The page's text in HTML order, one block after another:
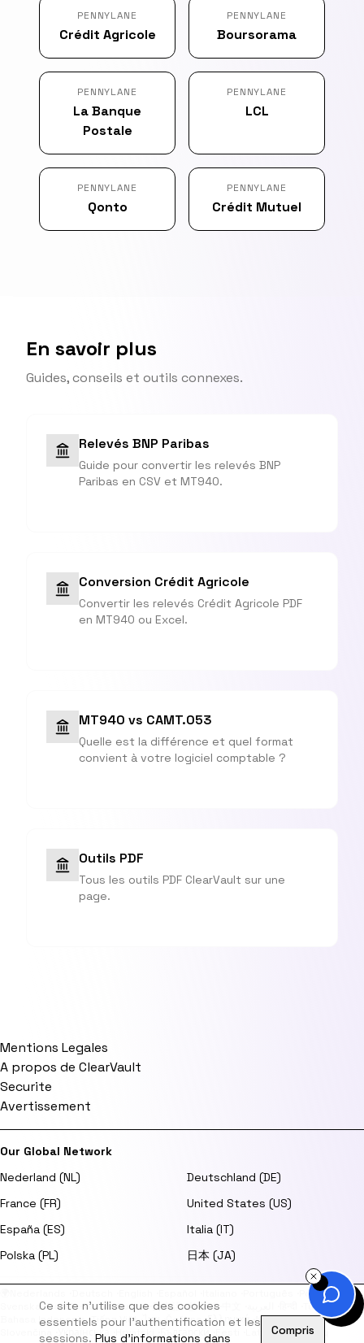
PENNYLANE
Crédit Agricole
PENNYLANE
Boursorama
PENNYLANE
La Banque
Postale
PENNYLANE
LCL
PENNYLANE
Qonto
PENNYLANE
Crédit Mutuel
En savoir plus
Guides, conseils et outils connexes.
Relevés BNP Paribas
Guide pour convertir les relevés BNP
Paribas en CSV et MT940.
Conversion Crédit Agricole
Convertir les relevés Crédit Agricole PDF
en MT940 ou Excel.
MT940 vs CAMT.053
Quelle est la différence et quel format
convient à votre logiciel comptable ?
Outils PDF
Tous les outils PDF ClearVault sur une
page.
Mentions Legales
A propos de ClearVault
Securite
Avertissement
Our Global Network
Nederland (NL)
Deutschland (DE)
France (FR)
United States (US)
España (ES)
Italia (IT)
Polska (PL)
日本 (JA)
Polski
Svenska ·Dansk Norsk ·Suomi 日本語 ·한국어 Türkçe
Bahasa Indonesia ·Tiếng Việt · ไทย ·Čeština ·Ελληνικά ·Magyar ·Română ·
Українська Hrvatski Български Latviešu ·Lietuvių
Ce site n'utilise que des cookies
essentiels pour l'authentification et les
sessions. Plus d'informations dans
Compris